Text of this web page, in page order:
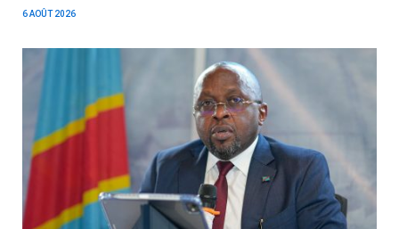
6 AOÛT 2026